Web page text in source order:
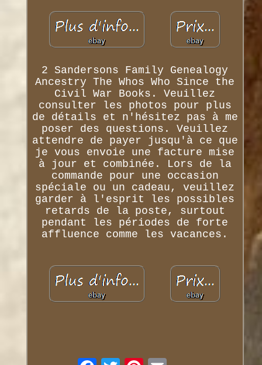
2 Sandersons Family Genealogy
Ancestry The Whos Who Since the
Civil War Books. Veuillez
consulter les photos pour plus
de détails et n'hésitez pas à me
poser des questions. Veuillez
attendre de payer jusqu'à ce que
je vous envoie une facture mise
à jour et combinée. Lors de la
commande pour une occasion
spéciale ou un cadeau, veuillez
garder à l'esprit les possibles
retards de la poste, surtout
pendant les périodes de forte
affluence comme les vacances.